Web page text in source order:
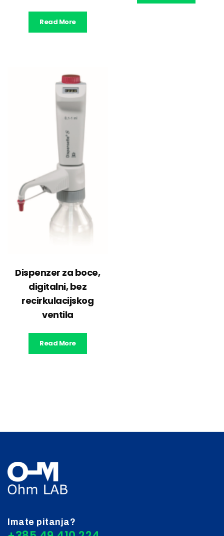
Read More
Dispenzer za boce,
digitalni, bez
recirkulacijskog
ventila
Read More
Imate pitanja?